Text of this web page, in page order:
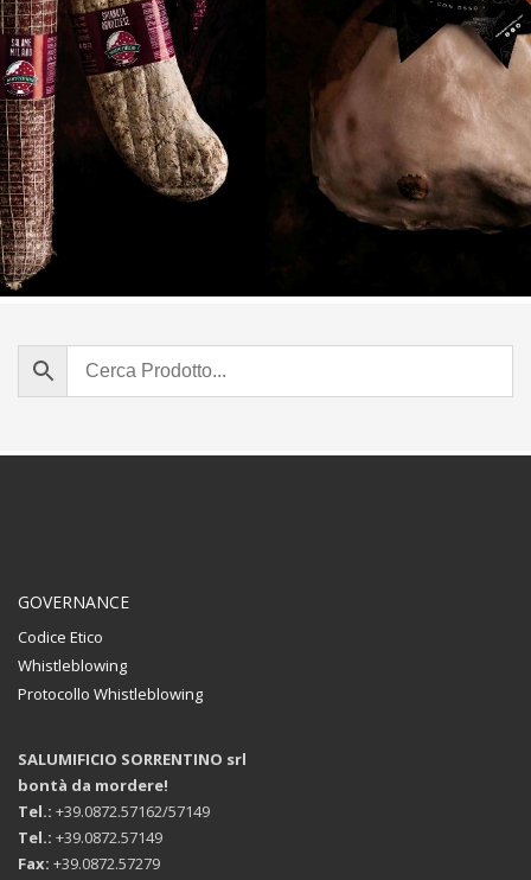
GOVERNANCE
Codice Etico
Whistleblowing
Protocollo Whistleblowing
SALUMIFICIO SORRENTINO srl
bontà da mordere!
Tel.: +39.0872.57162/57149
Tel.: +39.0872.57149
Fax: +39.0872.57279